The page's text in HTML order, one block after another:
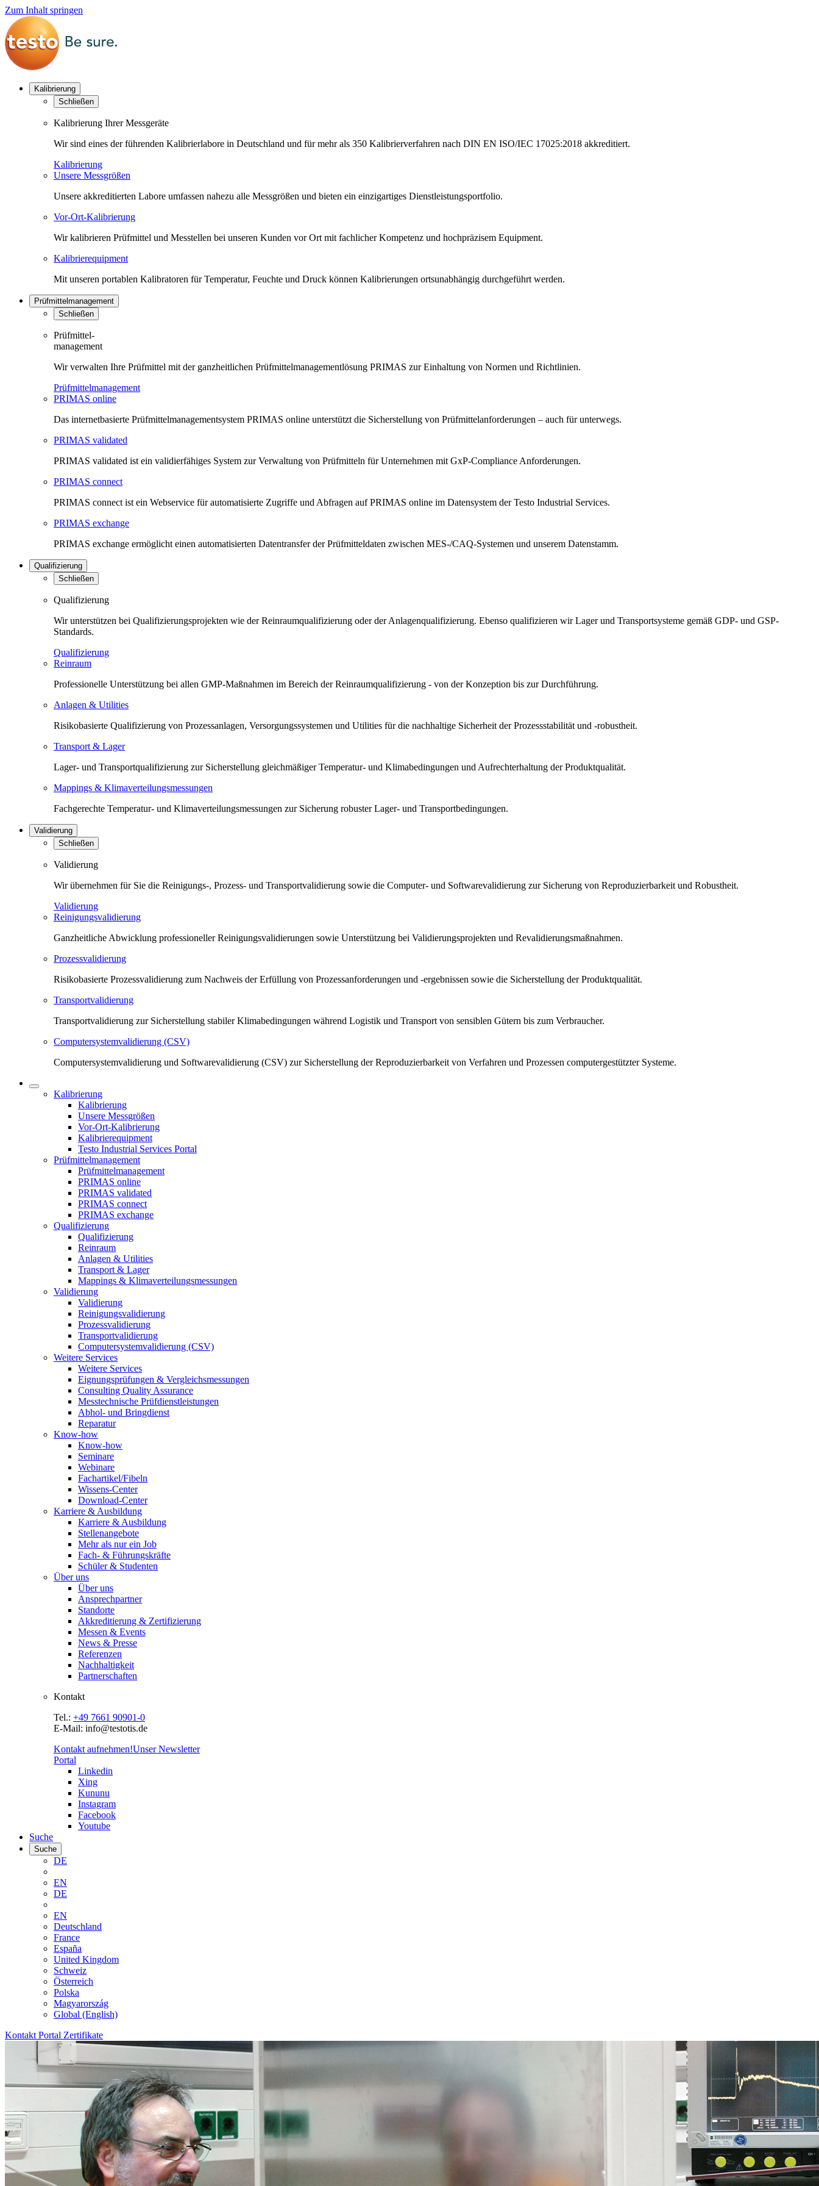
Zum Inhalt springen
Kalibrierung
Schließen
Kalibrierung Ihrer Messgeräte
Wir sind eines der führenden Kalibrierlabore in Deutschland und für mehr als 350 Kalibrierverfahren nach DIN EN ISO/IEC 17025:2018 akkreditiert.
Kalibrierung
Unsere Messgrößen
Unsere akkreditierten Labore umfassen nahezu alle Messgrößen und bieten ein einzigartiges Dienstleistungsportfolio.
Vor-Ort-Kalibrierung
Wir kalibrieren Prüfmittel und Messtellen bei unseren Kunden vor Ort mit fachlicher Kompetenz und hochpräzisem Equipment.
Kalibrierequipment
Mit unseren portablen Kalibratoren für Temperatur, Feuchte und Druck können Kalibrierungen ortsunabhängig durchgeführt werden.
Prüfmittelmanagement
Schließen
Prüfmittel-
management
Wir verwalten Ihre Prüfmittel mit der ganzheitlichen Prüfmittelmanagementlösung PRIMAS zur Einhaltung von Normen und Richtlinien.
Prüfmittelmanagement
PRIMAS online
Das internetbasierte Prüfmittelmanagementsystem PRIMAS online unterstützt die Sicherstellung von Prüfmittelanforderungen – auch für unterwegs.
PRIMAS validated
PRIMAS validated ist ein validierfähiges System zur Verwaltung von Prüfmitteln für Unternehmen mit GxP-Compliance Anforderungen.
PRIMAS connect
PRIMAS connect ist ein Webservice für automatisierte Zugriffe und Abfragen auf PRIMAS online im Datensystem der Testo Industrial Services.
PRIMAS exchange
PRIMAS exchange ermöglicht einen automatisierten Datentransfer der Prüfmitteldaten zwischen MES-/CAQ-Systemen und unserem Datenstamm.
Qualifizierung
Schließen
Qualifizierung
Wir unterstützen bei Qualifizierungsprojekten wie der Reinraumqualifizierung oder der Anlagenqualifizierung. Ebenso qualifizieren wir Lager und Transportsysteme gemäß GDP- und GSP-
Standards.
Qualifizierung
Reinraum
Professionelle Unterstützung bei allen GMP-Maßnahmen im Bereich der Reinraumqualifizierung - von der Konzeption bis zur Durchführung.
Anlagen & Utilities
Risikobasierte Qualifizierung von Prozessanlagen, Versorgungssystemen und Utilities für die nachhaltige Sicherheit der Prozessstabilität und -robustheit.
Transport & Lager
Lager- und Transportqualifizierung zur Sicherstellung gleichmäßiger Temperatur- und Klimabedingungen und Aufrechterhaltung der Produktqualität.
Mappings & Klimaverteilungsmessungen
Fachgerechte Temperatur- und Klimaverteilungsmessungen zur Sicherung robuster Lager- und Transportbedingungen.
Validierung
Schließen
Validierung
Wir übernehmen für Sie die Reinigungs-, Prozess- und Transportvalidierung sowie die Computer- und Softwarevalidierung zur Sicherung von Reproduzierbarkeit und Robustheit.
Validierung
Reinigungsvalidierung
Ganzheitliche Abwicklung professioneller Reinigungsvalidierungen sowie Unterstützung bei Validierungsprojekten und Revalidierungsmaßnahmen.
Prozessvalidierung
Risikobasierte Prozessvalidierung zum Nachweis der Erfüllung von Prozessanforderungen und -ergebnissen sowie die Sicherstellung der Produktqualität.
Transportvalidierung
Transportvalidierung zur Sicherstellung stabiler Klimabedingungen während Logistik und Transport von sensiblen Gütern bis zum Verbraucher.
Computersystemvalidierung (CSV)
Computersystemvalidierung und Softwarevalidierung (CSV) zur Sicherstellung der Reproduzierbarkeit von Verfahren und Prozessen computergestützter Systeme.
Kalibrierung
Kalibrierung
Unsere Messgrößen
Vor-Ort-Kalibrierung
Kalibrierequipment
Testo Industrial Services Portal
Prüfmittelmanagement
Prüfmittelmanagement
PRIMAS online
PRIMAS validated
PRIMAS connect
PRIMAS exchange
Qualifizierung
Qualifizierung
Reinraum
Anlagen & Utilities
Transport & Lager
Mappings & Klimaverteilungsmessungen
Validierung
Validierung
Reinigungsvalidierung
Prozessvalidierung
Transportvalidierung
Computersystemvalidierung (CSV)
Weitere Services
Weitere Services
Eignungsprüfungen & Vergleichsmessungen
Consulting Quality Assurance
Messtechnische Prüfdienstleistungen
Abhol- und Bringdienst
Reparatur
Know-how
Know-how
Seminare
Webinare
Fachartikel/Fibeln
Wissens-Center
Download-Center
Karriere & Ausbildung
Karriere & Ausbildung
Stellenangebote
Mehr als nur ein Job
Fach- & Führungskräfte
Schüler & Studenten
Über uns
Über uns
Ansprechpartner
Standorte
Akkreditierung & Zertifizierung
Messen & Events
News & Presse
Referenzen
Nachhaltigkeit
Partnerschaften
Kontakt
Tel.: +49 7661 90901-0
E-Mail: info@testotis.de
Kontakt aufnehmen!Unser Newsletter
Portal
Linkedin
Xing
Kununu
Instagram
Facebook
Youtube
Suche
Suche
DE
EN
DE
EN
Deutschland
France
España
United Kingdom
Schweiz
Österreich
Polska
Magyarország
Global (English)
Kontakt Portal Zertifikate